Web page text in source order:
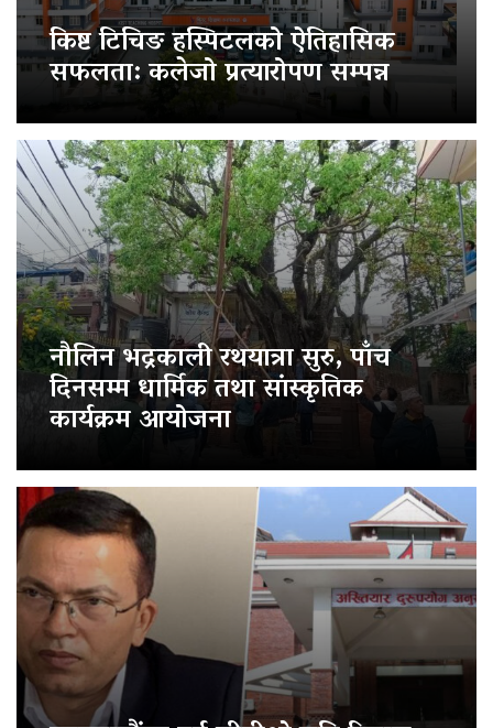
किष्ट टिचिङ हस्पिटलको ऐतिहासिक
सफलता: कलेजो प्रत्यारोपण सम्पन्न
नौलिन भद्रकाली रथयात्रा सुरु, पाँच
दिनसम्म धार्मिक तथा सांस्कृतिक
कार्यक्रम आयोजना